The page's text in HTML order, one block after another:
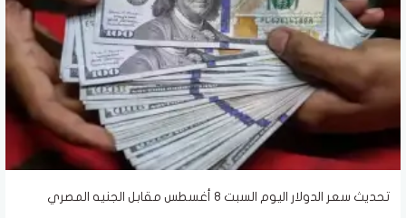
تحديث سعر الدولار اليوم السبت 8 أغسطس مقابل الجنيه المصري